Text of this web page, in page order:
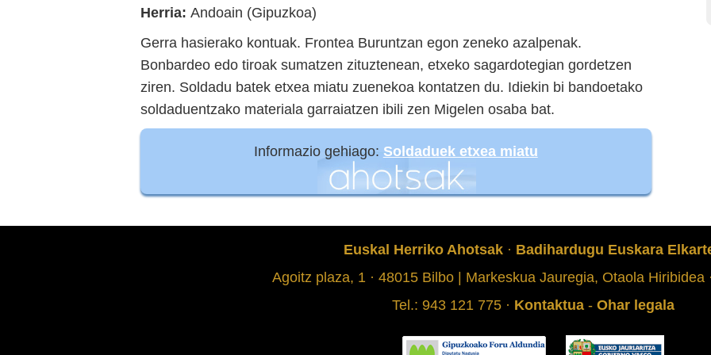
Herria: Andoain (Gipuzkoa)
Gerra hasierako kontuak. Frontea Buruntzan egon zeneko azalpenak.
Bonbardeo edo tiroak sumatzen zituztenean, etxeko sagardotegian gordetzen
ziren. Soldadu batek etxea miatu zuenekoa kontatzen du. Idiekin bi bandoetako
soldaduentzako materiala garraiatzen ibili zen Migelen osaba bat.
Informazio gehiago: Soldaduek etxea miatu
Euskal Herriko Ahotsak · Badihardugu Euskara
Agoitz plaza, 1 · 48015 Bilbo | Markeskua Jauregia, Otaola Hiribidea
Tel.: 943 121 775 · Kontaktua - Ohar legala